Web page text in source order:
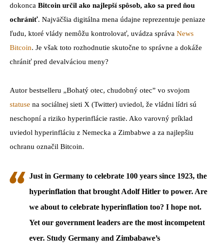
dokonca Bitcoin určil ako najlepší spôsob, ako sa pred ňou
ochrániť. Najväčšia digitálna mena údajne reprezentuje peniaze
ľudu, ktoré vlády nemôžu kontrolovať, uvádza správa News
Bitcoin. Je však toto rozhodnutie skutočne to správne a dokáže
chrániť pred devalváciou meny?
Autor bestselleru „Bohatý otec, chudobný otec” vo svojom
statuse na sociálnej sieti X (Twitter) uviedol, že vládni lídri sú
neschopní a riziko hyperinflácie rastie. Ako varovný príklad
uviedol hyperinfláciu z Nemecka a Zimbabwe a za najlepšiu
ochranu označil Bitcoin.
Just in Germany to celebrate 100 years since 1923, the
hyperinflation that brought Adolf Hitler to power. Are
we about to celebrate hyperinflation too? I hope not.
Yet our government leaders are the most incompetent
ever. Study Germany and Zimbabawe’s